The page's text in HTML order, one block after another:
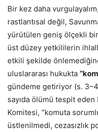
Bir kez daha
rastlantısal değil,
yürütülen geniş ölçekli bir
üst düzey yetkililerin
etkili şekilde
uluslararası hukukta
gündeme getiriyor (s.
sayıda ölümü tespit
Komitesi, “komuta
üstlenilmedi, cezasızlık